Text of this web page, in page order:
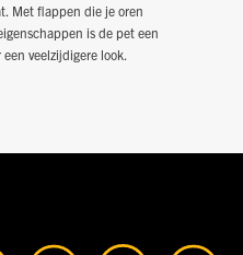
Met flappen die je oren
is de pet een
veelzijdigere look.